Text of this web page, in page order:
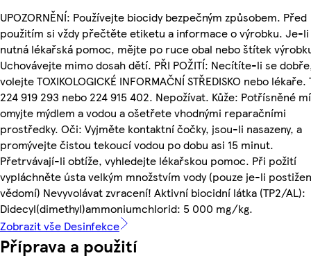
UPOZORNĚNÍ: Používejte biocidy bezpečným způsobem. Před
použitím si vždy přečtěte etiketu a informace o výrobku. Je-li
nutná lékařská pomoc, mějte po ruce obal nebo štítek
Uchovávejte mimo dosah dětí. PŘI POŽITÍ: Necítíte-li se
volejte TOXIKOLOGICKÉ INFORMAČNÍ STŘEDISKO nebo lékaře.
224 919 293 nebo 224 915 402. Nepožívat. Kůže: Potřísněné
omyjte mýdlem a vodou a ošetřete vhodnými reparačními
prostředky. Oči: Vyjměte kontaktní čočky, jsou-li nasazeny, a
promývejte čistou tekoucí vodou po dobu asi 15 minut.
Přetrvávají-li obtíže, vyhledejte lékařskou pomoc. Při požití
vypláchněte ústa velkým množstvím vody (pouze je-li
vědomí) Nevyvolávat zvracení! Aktivní biocidní látka (TP2/AL):
Didecyl(dimethyl)ammoniumchlorid: 5 000 mg/kg.
Zobrazit vše Desinfekce
Příprava a použití